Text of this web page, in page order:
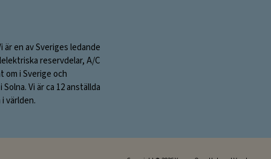
en av Sveriges ledande
reservdelar, A/C
om i Sverige och
Vi är ca 12 anställda
världen.